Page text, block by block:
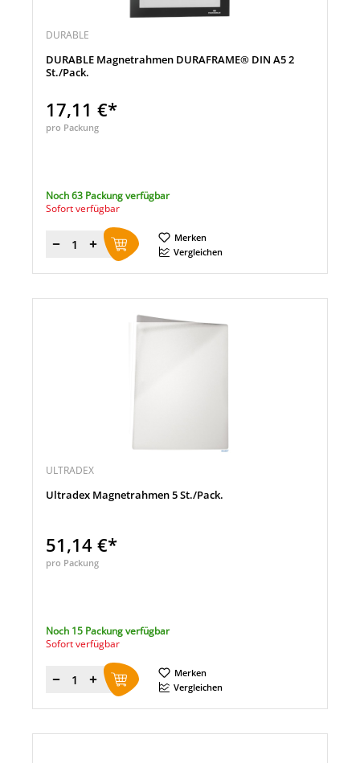
DURABLE
DURABLE Magnetrahmen DURAFRAME® DIN A5 2
St./Pack.
17,11 €*
pro Packung
Noch 63 Packung verfügbar
Sofort verfügbar
Menge
Merken
Vergleichen
ULTRADEX
Ultradex Magnetrahmen 5 St./Pack.
51,14 €*
pro Packung
Noch 15 Packung verfügbar
Sofort verfügbar
Menge
Merken
Vergleichen